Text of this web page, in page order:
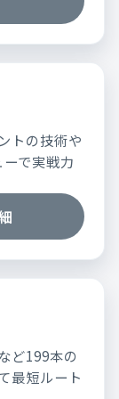
トの技術や
で実戦力
ど199本の
最短ルート